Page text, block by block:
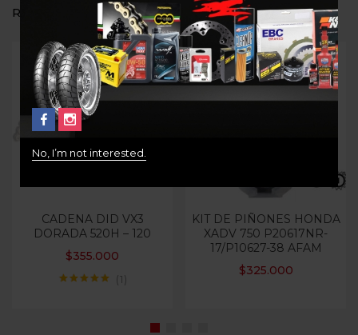
RELATED PRODUCTS
Out Of Stock
CADENA DID VX3
DORADA 520H – 120
$355.000
1
KIT DE PIÑONES HONDA
XADV 750 P20617NR-
17/P10627-38 AFAM
$325.000
No, I’m not interested.